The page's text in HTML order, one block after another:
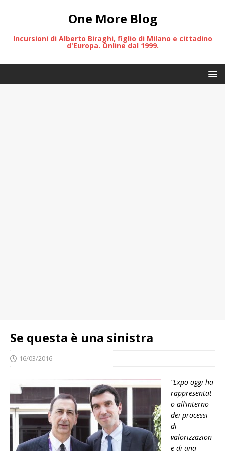
One More Blog
Incursioni di Alberto Biraghi, figlio di Milano e cittadino
d'Europa. Online dal 1999.
Se questa è una sinistra
16/03/2016
“Expo oggi ha
rappresentat
o all’interno
dei processi
di
valorizzazion
e di una